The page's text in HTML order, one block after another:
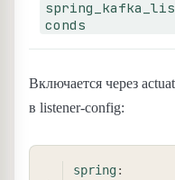
conds
Включается через
в listener-config:
spring: